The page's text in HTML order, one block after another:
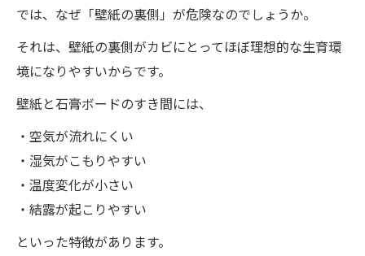
では、なぜ「壁紙の裏側」が危険なのでしょうか。
それは、壁紙の裏側がカビにとってほぼ理想的な生育環
境になりやすいからです。
壁紙と石膏ボードのすき間には、
・空気が流れにくい
・湿気がこもりやすい
・温度変化が小さい
・結露が起こりやすい
といった特徴があります。